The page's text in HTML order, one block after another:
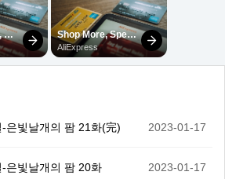
은빛날개의 팜 21화(完) 2023-01-17
은빛날개의 팜 20화 2023-01-17